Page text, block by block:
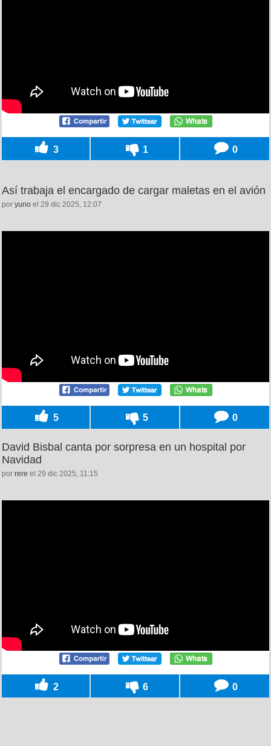
3 1 0
Así trabaja el encargado de cargar maletas en el avión
por yuno el 29 dic 2025, 12:07
5 5 0
David Bisbal canta por sorpresa en un hospital por
Navidad
por rere el 29 dic 2025, 11:15
2 6 0